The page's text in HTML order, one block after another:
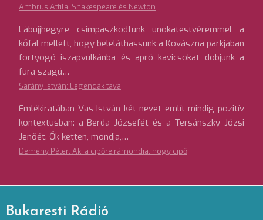
Ambrus Attila: Shakespeare és Newton
Lábujjhegyre csimpaszkodtunk unokatestvéremmel a
kőfal mellett, hogy beleláthassunk a Kovászna parkjában
fortyogó iszapvulkánba és apró kavicsokat dobjunk a
fura szagú…
Sarány István: Legendák tava
Emlékiratában Vas István két nevet említ mindig pozitív
kontextusban: a Berda Józsefét és a Tersánszky Józsi
Jenőét. Ők ketten, mondja,…
Demény Péter: Aki a cipőre rámondja, hogy cipő
Bukaresti Rádió